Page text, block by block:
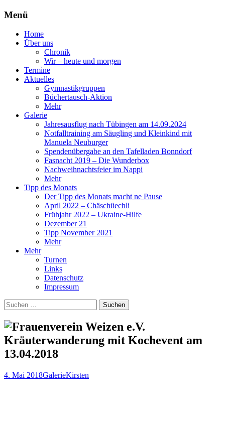
Menü
Zum
Inhalt
Home
Über uns
Chronik
Wir – heute und morgen
Termine
Aktuelles
Gymnastikgruppen
Büchertausch-Aktion
Mehr
Galerie
Jahresausflug nach Tübingen am 14.09.2024
Notfalltraining am Säugling und Kleinkind mit
Manuela Neuburger
Spendenübergabe an den Tafelladen Bonndorf
Fasnacht 2019 – Die Wunderbox
Nachweihnachtsfeier im Nappi
Mehr
Tipp des Monats
Der Tipp des Monats macht ne Pause
April 2022 – Chäschüechli
Frühjahr 2022 – Ukraine-Hilfe
Dezember 21
Tipp November 2021
Mehr
Mehr
Turnen
Links
Datenschutz
Impressum
Suchen
nach:
Kräuterwanderung mit Kochevent am
13.04.2018
4. Mai 2018GalerieKirsten